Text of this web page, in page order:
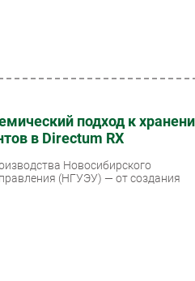
подход к
в Directum RX
Новосибирского
(НГУЭУ) — от создания